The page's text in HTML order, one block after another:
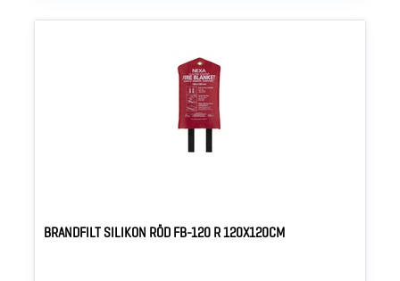
BRANDFILT SILIKON RÖD FB-120 R 120X120CM